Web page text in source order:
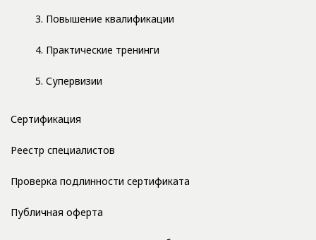
3. Повышение квалификации
4. Практические тренинги
5. Супервизии
Сертификация
Реестр специалистов
Проверка подлинности сертификата
Публичная оферта